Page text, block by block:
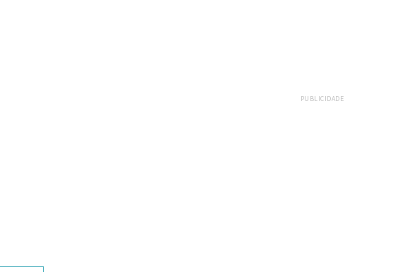
PUBLICIDADE